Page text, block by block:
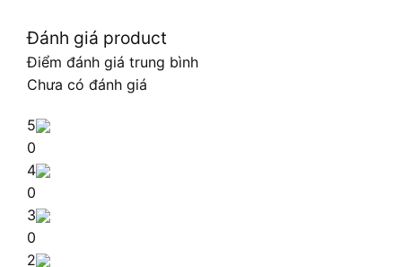
Đánh giá product
Điểm đánh giá trung bình
Chưa có đánh giá
5
0
4
0
3
0
2